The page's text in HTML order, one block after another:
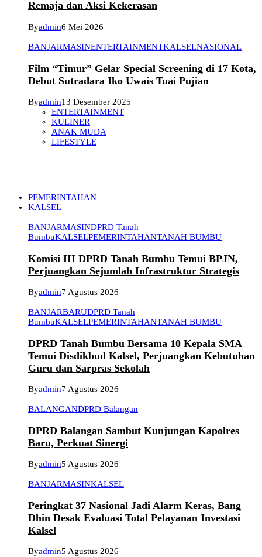
Remaja dan Aksi Kekerasan
Byadmin6 Mei 2026
BANJARMASINENTERTAINMENTKALSELNASIONAL
Film “Timur” Gelar Special Screening di 17 Kota,
Debut Sutradara Iko Uwais Tuai Pujian
Byadmin13 Desember 2025
ENTERTAINMENT
KULINER
ANAK MUDA
LIFESTYLE
PEMERINTAHAN
KALSEL
BANJARMASINDPRD Tanah
BumbuKALSELPEMERINTAHANTANAH BUMBU
Komisi III DPRD Tanah Bumbu Temui BPJN,
Perjuangkan Sejumlah Infrastruktur Strategis
Byadmin7 Agustus 2026
BANJARBARUDPRD Tanah
BumbuKALSELPEMERINTAHANTANAH BUMBU
DPRD Tanah Bumbu Bersama 10 Kepala SMA
Temui Disdikbud Kalsel, Perjuangkan Kebutuhan
Guru dan Sarpras Sekolah
Byadmin7 Agustus 2026
BALANGANDPRD Balangan
DPRD Balangan Sambut Kunjungan Kapolres
Baru, Perkuat Sinergi
Byadmin5 Agustus 2026
BANJARMASINKALSEL
Peringkat 37 Nasional Jadi Alarm Keras, Bang
Dhin Desak Evaluasi Total Pelayanan Investasi
Kalsel
Byadmin5 Agustus 2026